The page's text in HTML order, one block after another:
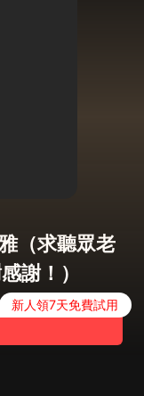
（求聽眾老
謝！）
新人領7天免費試用